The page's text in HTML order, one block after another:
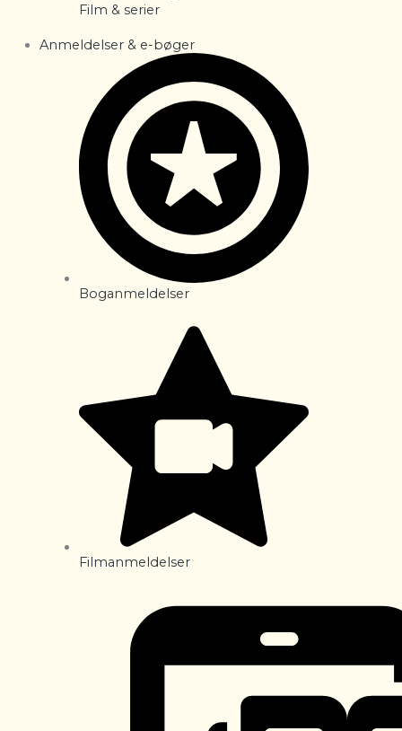
Film & serier
Anmeldelser & e-bøger
Boganmeldelser
Filmanmeldelser